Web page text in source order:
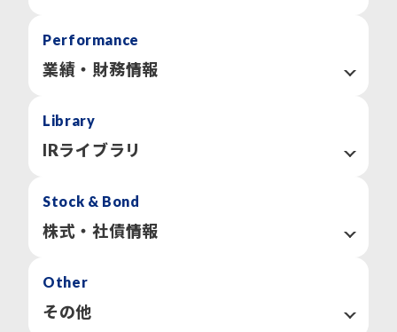
コーポレートガバナンス
事業等のリスク
IR情報開示方針
Performance
業績・財務情報
主な経営指針
貸借対照表
損益計算書
Library
IRライブラリ
個人投資家向け会社説明会
株主通信
Stock & Bond
株式・社債情報
株主総会
株主還元（配当等）
株主優待
Other
その他